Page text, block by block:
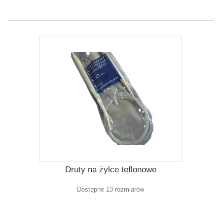
Druty na żyłce teflonowe
Dostępne 13 rozmiarów